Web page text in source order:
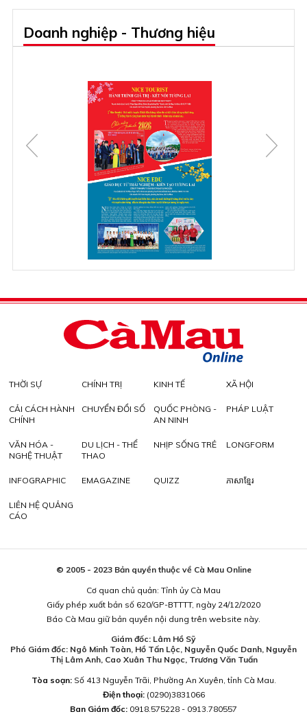
Doanh nghiệp - Thương hiệu
THỜI SỰ CHÍNH TRỊ KINH TẾ XÃ HỘI
CẢI CÁCH HÀNH
CHÍNH
CHUYỂN ĐỔI SỐ
QUỐC PHÒNG -
AN NINH
PHÁP LUẬT
VĂN HÓA -
NGHỆ THUẬT
DU LỊCH - THỂ
THAO
NHỊP SỐNG TRẺ LONGFORM
INFOGRAPHIC EMAGAZINE QUIZZ ភាសាខ្មែរ
LIÊN HỆ QUẢNG
CÁO
© 2005 - 2023 Bản quyền thuộc về Cà Mau Online
Cơ quan chủ quản: Tỉnh ủy Cà Mau
Giấy phép xuất bản số 620/GP-BTTTT, ngày 24/12/2020
Báo Cà Mau giữ bản quyền nội dung trên website này.
Giám đốc: Lâm Hồ Sỹ
Phó Giám đốc: Ngô Minh Toàn, Hồ Tấn Lộc, Nguyễn Quốc Danh, Nguyễn
Thị Lâm Anh, Cao Xuân Thu Ngọc, Trương Văn Tuấn
Tòa soạn:Số 413 Nguyễn Trãi, Phường An Xuyên, tỉnh Cà Mau.
Điện thoại: (0290)3831066
Ban Giám đốc: 0918.575228 - 0913.780557